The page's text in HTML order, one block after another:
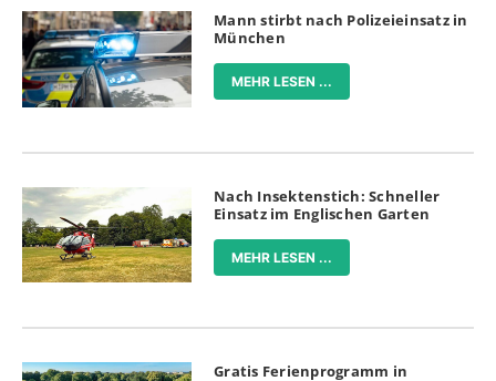
Mann stirbt nach Polizeieinsatz in
München
MEHR LESEN ...
Nach Insektenstich: Schneller
Einsatz im Englischen Garten
MEHR LESEN ...
Gratis Ferienprogramm in